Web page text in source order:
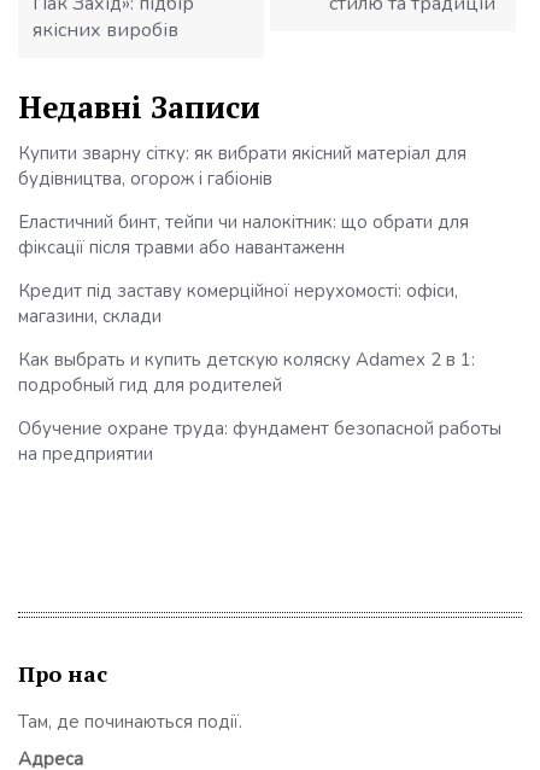
якісних виробів
Недавні Записи
Купити зварну сітку: як вибрати якісний матеріал для
будівництва, огорож і габіонів
Еластичний бинт, тейпи чи налокітник: що обрати для
фіксації після травми або навантаженн
Кредит під заставу комерційної нерухомості: офіси,
магазини, склади
Как выбрать и купить детскую коляску Adamex 2 в 1:
подробный гид для родителей
Обучение охране труда: фундамент безопасной работы
на предприятии
Про нас
Там, де починаються події.
Адреса